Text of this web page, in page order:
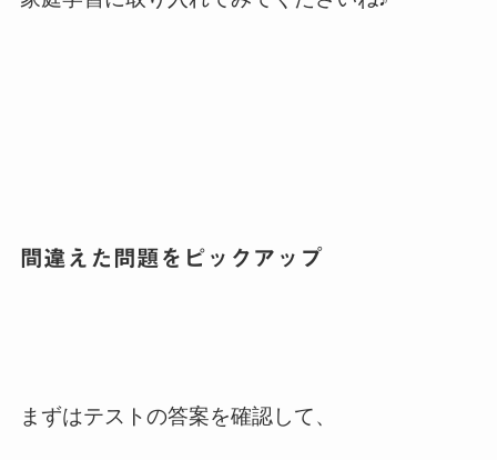
間違えた問題をピックアップ
まずはテストの答案を確認して、